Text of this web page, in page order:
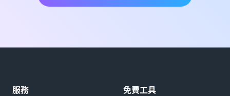
服務 免費工具